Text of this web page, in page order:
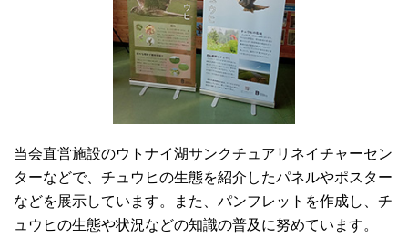
当会直営施設のウトナイ湖サンクチュアリネイチャーセン
ターなどで、チュウヒの生態を紹介したパネルやポスター
などを展示しています。また、パンフレットを作成し、チ
ュウヒの生態や状況などの知識の普及に努めています。